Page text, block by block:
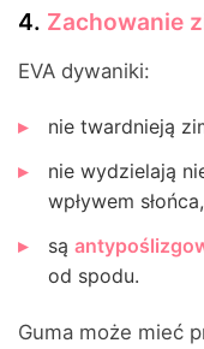
4. Zachowanie
EVA dywaniki:
nie twardnieją
nie wydzielają
wpływem słońca,
są
od spodu.
Guma może mieć